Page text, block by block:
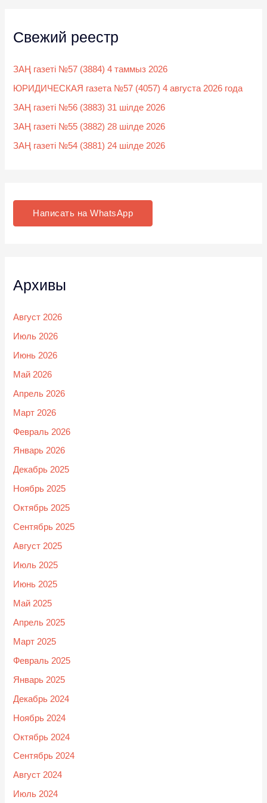
Свежий реестр
ЗАҢ газеті №57 (3884) 4 таммыз 2026
ЮРИДИЧЕСКАЯ газета №57 (4057) 4 августа 2026 года
ЗАҢ газеті №56 (3883) 31 шілде 2026
ЗАҢ газеті №55 (3882) 28 шілде 2026
ЗАҢ газеті №54 (3881) 24 шілде 2026
Написать на WhatsApp
Архивы
Август 2026
Июль 2026
Июнь 2026
Май 2026
Апрель 2026
Март 2026
Февраль 2026
Январь 2026
Декабрь 2025
Ноябрь 2025
Октябрь 2025
Сентябрь 2025
Август 2025
Июль 2025
Июнь 2025
Май 2025
Апрель 2025
Март 2025
Февраль 2025
Январь 2025
Декабрь 2024
Ноябрь 2024
Октябрь 2024
Сентябрь 2024
Август 2024
Июль 2024